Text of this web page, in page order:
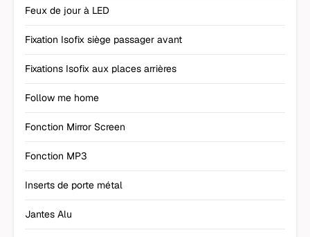
Feux de jour à LED
Fixation Isofix siège passager avant
Fixations Isofix aux places arrières
Follow me home
Fonction Mirror Screen
Fonction MP3
Inserts de porte métal
Jantes Alu